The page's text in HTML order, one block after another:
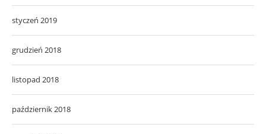
styczeń 2019
grudzień 2018
listopad 2018
październik 2018